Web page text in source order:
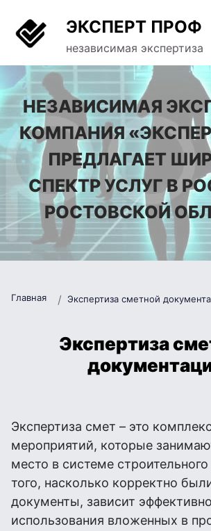
ЭКСПЕРТ ПРОФ
независимая экспертиза
НЕЗАВИСИМАЯ
КОМПАНИЯ
ПРЕДЛАГАЕТ
СПЕКТР УСЛУГ В
РОСТОВСКОЙ
Главная Экспертиза сметной
Экспертиза
Экспертиза смет – это комплекс
мероприятий, которые
место в системе
того, насколько корректно
документы, зависит
использования вложенных в